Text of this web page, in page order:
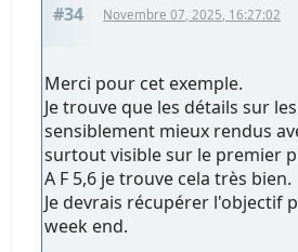
#34 Novembre 07, 2025, 16:27:02
Merci pour cet exemple.
Je trouve que les détails sur
sensiblement mieux rendus
surtout visible sur le premier
A F 5,6 je trouve cela très bien.
Je devrais récupérer l'objectif
week end.